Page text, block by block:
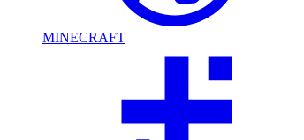
MINECRAFT